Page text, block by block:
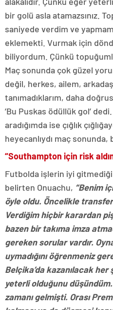
bir golü asla atamazsınız.
saniyede verdim ve
eklemekti. Vurmak için
biliyordum. Çünkü
Maç sonunda çok güzel
değil, herkes, ailem,
tanımadıklarım, daha
’Bu Puskas ödüllük gol’
aradığımda ise çığlık
heyecanlıydı maç
“Southampton için risk
Futbolda işlerin iyi
belirten Onuachu, “Benim
öyle oldu. Öncelikle
Verdiğim hiçbir karardan
bazen bir takıma imza
gereken sorular vardır.
uymadığını öğrenmeniz
Belçika’da kazanılacak her
yeterli olduğunu
zamanı gelmişti. Orası